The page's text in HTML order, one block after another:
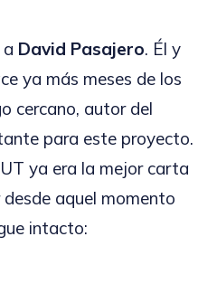
David Pasajero. Él y
ya más meses de los
cercano, autor del
para este proyecto.
ya era la mejor carta
aquel momento
intacto: